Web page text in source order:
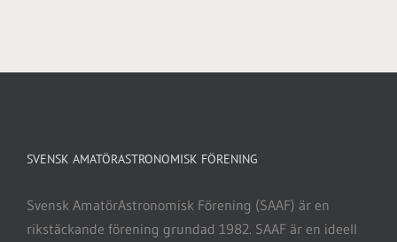
SVENSK AMATÖRASTRONOMISK FÖRENING
Svensk AmatörAstronomisk Förening (SAAF) är en
rikstäckande förening grundad 1982. SAAF är en ideell